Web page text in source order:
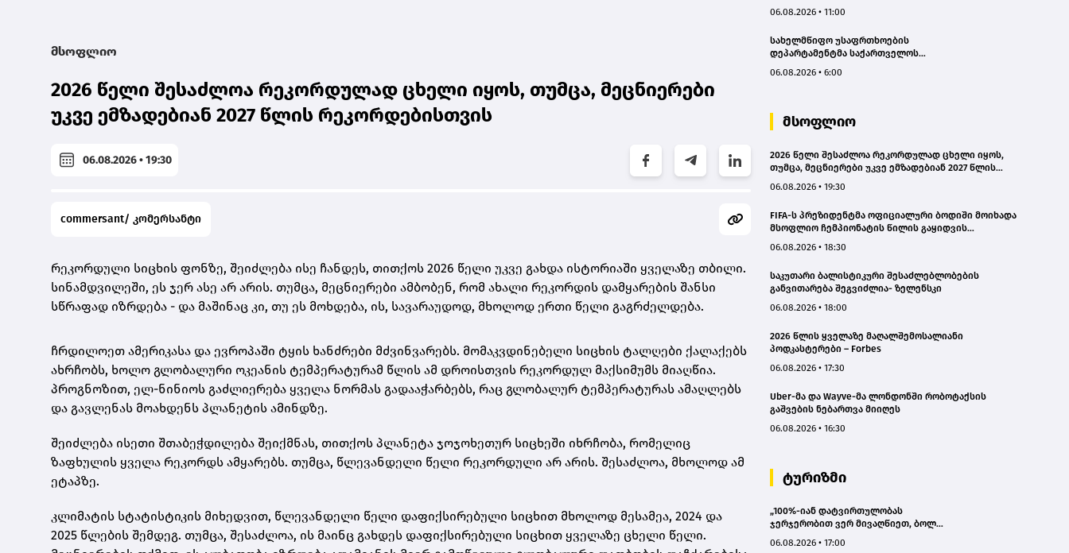
მსოფლიო
2026 წელი შესაძლოა რეკორდულად ცხელი იყოს, თუმცა, მეცნიერები
უკვე ემზადებიან 2027 წლის რეკორდებისთვის
06.08.2026 • 19:30
commersant/ კომერსანტი
რეკორდული სიცხის ფონზე, შეიძლება ისე ჩანდეს, თითქოს 2026 წელი უკვე გახდა ისტორიაში ყველაზე თბილი.
სინამდვილეში, ეს ჯერ ასე არ არის. თუმცა, მეცნიერები ამბობენ, რომ ახალი რეკორდის დამყარების შანსი
სწრაფად იზრდება - და მაშინაც კი, თუ ეს მოხდება, ის, სავარაუდოდ, მხოლოდ ერთი წელი გაგრძელდება.
ჩრდილოეთ ამერიკასა და ევროპაში ტყის ხანძრები მძვინვარებს. მომაკვდინებელი სიცხის ტალღები ქალაქებს
ახრჩობს, ხოლო გლობალური ოკეანის ტემპერატურამ წლის ამ დროისთვის რეკორდულ მაქსიმუმს მიაღწია.
პროგნოზით, ელ-ნინიოს გაძლიერება ყველა ნორმას გადააჭარბებს, რაც გლობალურ ტემპერატურას ამაღლებს
და გავლენას მოახდენს პლანეტის ამინდზე.
შეიძლება ისეთი შთაბეჭდილება შეიქმნას, თითქოს პლანეტა ჯოჯოხეთურ სიცხეში იხრჩობა, რომელიც
ზაფხულის ყველა რეკორდს ამყარებს. თუმცა, წლევანდელი წელი რეკორდული არ არის. შესაძლოა, მხოლოდ ამ
ეტაპზე.
კლიმატის სტატისტიკის მიხედვით, წლევანდელი წელი დაფიქსირებული სიცხით მხოლოდ მესამეა, 2024 და
2025 წლების შემდეგ. თუმცა, შესაძლოა, ის მაინც გახდეს დაფიქსირებული სიცხით ყველაზე ცხელი წელი.
სამოქმედო გეგმა – თამარ
06.08.2026 • 11:00
სახელმწიფო უსაფრთხოების
დეპარტამენტმა საქართველოს
საზიანოდ საბოტაჟის მუხლით
06.08.2026 • 6:00
მსოფლიო
2026 წელი შესაძლოა რეკორდულად ცხელი იყოს,
თუმცა, მეცნიერები უკვე ემზადებიან 2027 წლის
06.08.2026 • 19:30
FIFA-ს პრეზიდენტმა ოფიციალური ბოდიში მოიხადა
მსოფლიო ჩემპიონატის წილის გაყიდვის
06.08.2026 • 18:30
საკუთარი ბალისტიკური შესაძლებლობების
განვითარება შეგვიძლია- ზელენსკი
06.08.2026 • 18:00
2026 წლის ყველაზე მაღალშემოსალიანი
პოდკასტერები – Forbes
06.08.2026 • 17:30
Uber-მა და Wayve-მა ლონდონში რობოტაქსის
გაშვების ნებართვა მიიღეს
06.08.2026 • 16:30
ტურიზმი
„100%-იან დატვირთულობას
ჯერჯერობით ვერ მივაღწიეთ, ბოლო
გაუქმდა“ - Kobuleti Beach Club
06.08.2026 • 17:00